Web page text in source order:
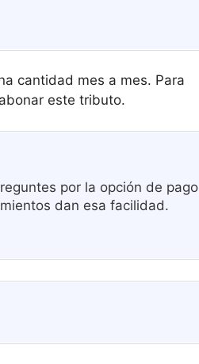
cantidad mes a mes. Para
este tributo.
por la opción de pago
dan esa facilidad.